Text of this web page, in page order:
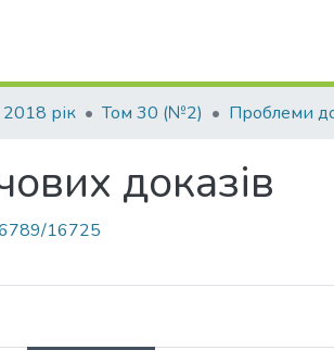
2018 рік Том 30 (№2)
доказів
16725